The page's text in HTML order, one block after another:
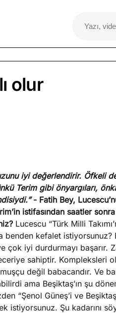
Yazıları
olur
iyi değerlendirir. Öfkeli
Terim gibi önyargıları,
- Fatih Bey,
istifasından saatler sonra
Lucescu “Türk Milli
benden kefalet
iyi durdurmayı başarır.
sahiptir. Kompleksleri
değil babacandır. Ve
ama Beşiktaş’ın şu
“Şenol Güneş’i ve
istiyorsunuz. Şu kadarını